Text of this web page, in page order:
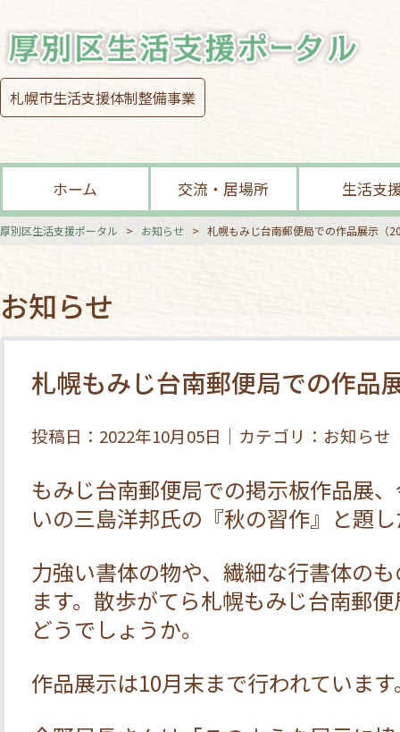
札幌市生活支援体制整備事業
ホーム 交流・居場所 生活支
厚別区生活支援ポータル > お知らせ > 札幌もみじ台南郵便局での作品展示（
お知らせ
札幌もみじ台南郵便局での作品
投稿日：2022年10月05日｜カテゴリ：お知らせ
もみじ台南郵便局での掲示板作品展
いの三島洋邦氏の『秋の習作』と題
力強い書体の物や、繊細な行書体の
ます。散歩がてら札幌もみじ台南郵
どうでしょうか。
作品展示は10月末まで行われています